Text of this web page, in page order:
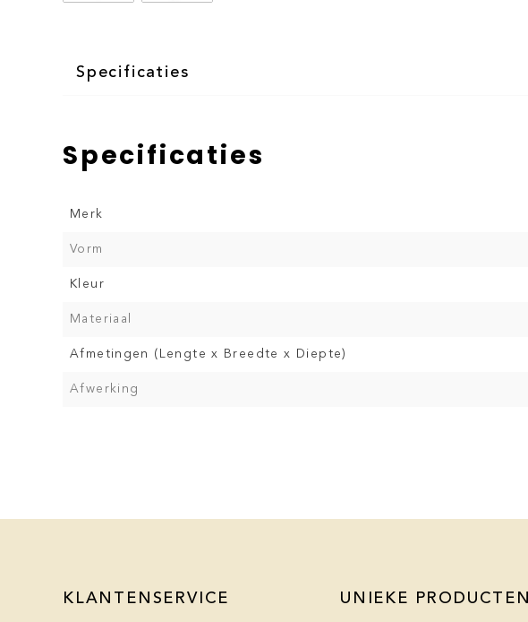
Specificaties
Specificaties
Merk
Vorm
Kleur
Materiaal
Afmetingen (Lengte x Breedte x Diepte)
Afwerking
KLANTENSERVICE UNIEKE PRODUCTEN